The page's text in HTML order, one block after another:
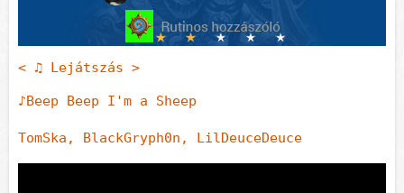
< ♫ Lejátszás >
♪Beep Beep I'm a Sheep
TomSka, BlackGryph0n, LilDeuceDeuce